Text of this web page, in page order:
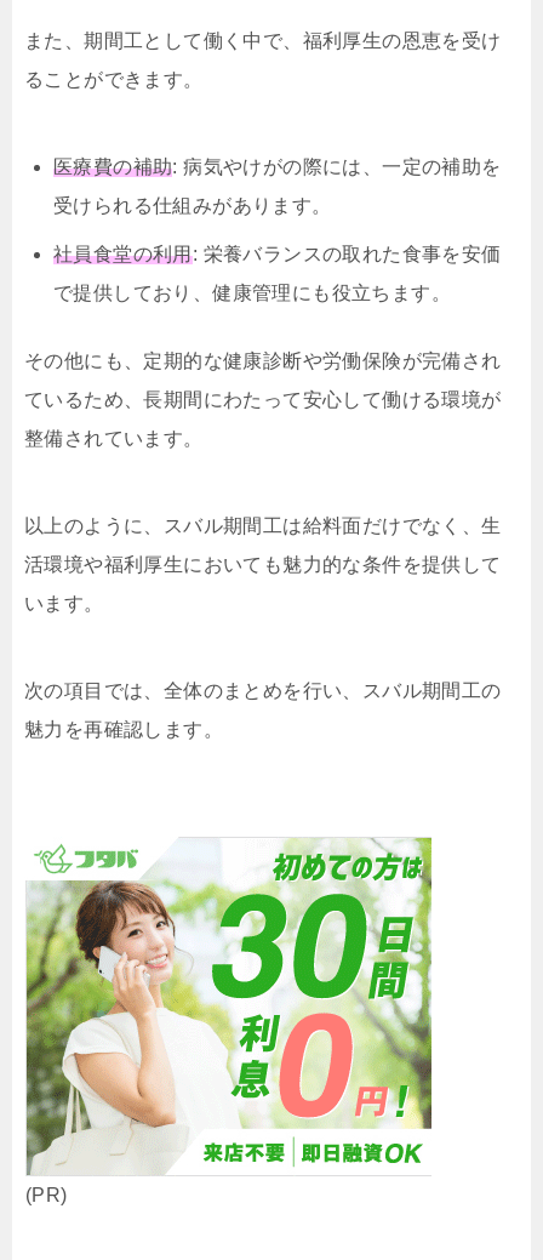
また、期間工として働く中で、福利厚生の恩恵を受け
ることができます。
医療費の補助: 病気やけがの際には、一定の補助を
受けられる仕組みがあります。
社員食堂の利用: 栄養バランスの取れた食事を安価
で提供しており、健康管理にも役立ちます。
その他にも、定期的な健康診断や労働保険が完備され
ているため、長期間にわたって安心して働ける環境が
整備されています。
以上のように、スバル期間工は給料面だけでなく、生
活環境や福利厚生においても魅力的な条件を提供して
います。
次の項目では、全体のまとめを行い、スバル期間工の
魅力を再確認します。
(PR)